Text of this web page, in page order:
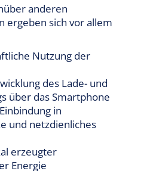
anderen
ergeben sich vor allem
Nutzung der
des Lade- und
über das Smartphone
in
und netzdienliches
erzeugter
Energie